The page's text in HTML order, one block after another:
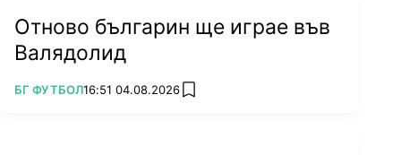
Отново българин ще играе във
Валядолид
ПОВЕЧЕ ОТ
БГ ФУТБОЛ16:51 04.08.2026 add favorites